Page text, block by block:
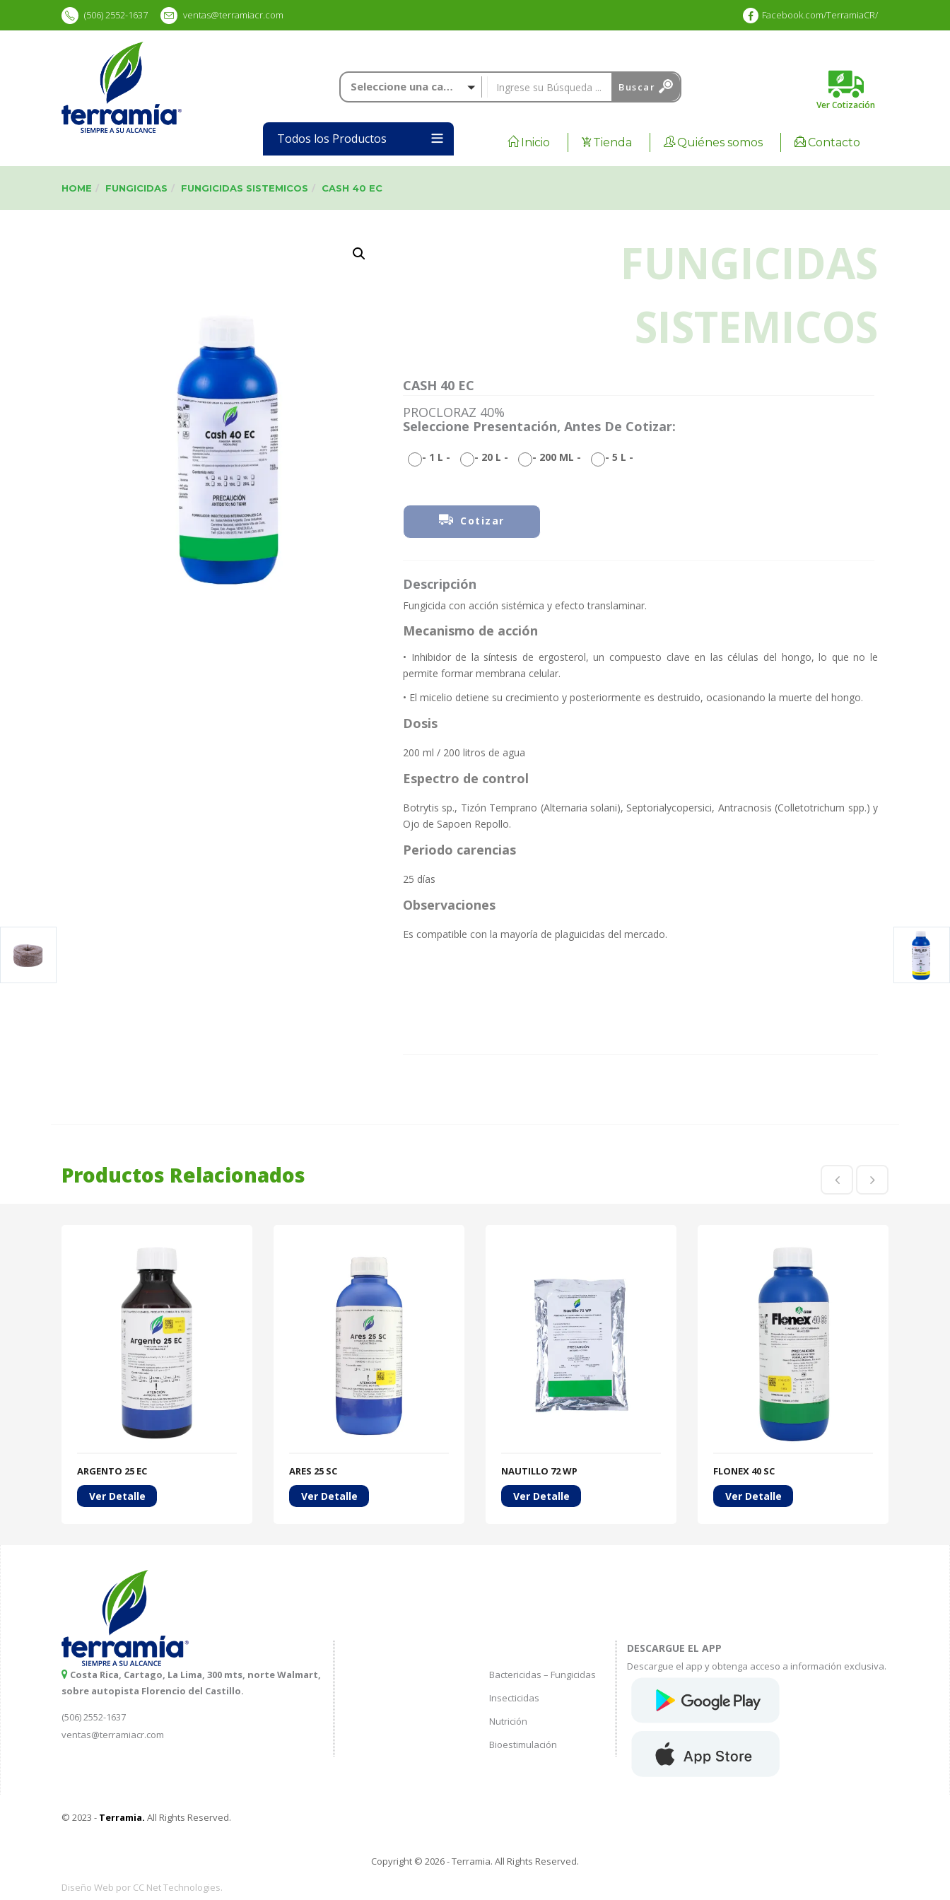
(506) 2552-1637 ventas@terramiacr.com Facebook.com/TerramiaCR/
Seleccione una categoría Buscar
Ver Cotización
Todos los Productos Inicio Tienda Quiénes somos Contacto
HOME FUNGICIDAS FUNGICIDAS SISTEMICOS CASH 40 EC
FUNGICIDAS
SISTEMICOS
CASH 40 EC
PROCLORAZ 40%
Seleccione Presentación, Antes De Cotizar:
- 1 L - - 20 L - - 200 ML - - 5 L -
Cotizar
Descripción
Fungicida con acción sistémica y efecto translaminar.
Mecanismo de acción
• Inhibidor de la síntesis de ergosterol, un compuesto clave en las células del hongo, lo que no le
permite formar membrana celular.
• El micelio detiene su crecimiento y posteriormente es destruido, ocasionando la muerte del hongo.
Dosis
200 ml / 200 litros de agua
Espectro de control
Botrytis sp., Tizón Temprano (Alternaria solani), Septorialycopersici, Antracnosis (Colletotrichum spp.) y
Ojo de Sapoen Repollo.
Periodo carencias
25 días
Observaciones
Es compatible con la mayoría de plaguicidas del mercado.
Productos Relacionados
ARGENTO 25 EC
Ver Detalle
ARES 25 SC
Ver Detalle
NAUTILLO 72 WP
Ver Detalle
FLONEX 40 SC
Ver Detalle
Costa Rica, Cartago, La Lima, 300 mts, norte Walmart,
sobre autopista Florencio del Castillo.
(506) 2552-1637
ventas@terramiacr.com
Bactericidas – Fungicidas
Insecticidas
Nutrición
Bioestimulación
DESCARGUE EL APP
Descargue el app y obtenga acceso a información exclusiva.
© 2023 - Terramia. All Rights Reserved.
Copyright © 2026 - Terramia. All Rights Reserved.
Diseño Web por CC Net Technologies.